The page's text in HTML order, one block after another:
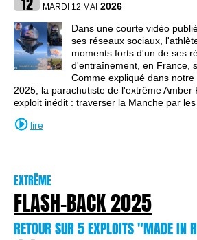
MARDI 12 MAI 2026
Dans une courte vidéo
ses réseaux sociaux,
moments forts d'un de ses
d'entraînement, en France,
Comme expliqué dans
2025, la parachutiste de l'extrême Amber
exploit inédit : traverser la Manche par
lire
EXTRÊME
FLASH-BACK 2025
RETOUR SUR 5 EXPLOITS "MADE IN